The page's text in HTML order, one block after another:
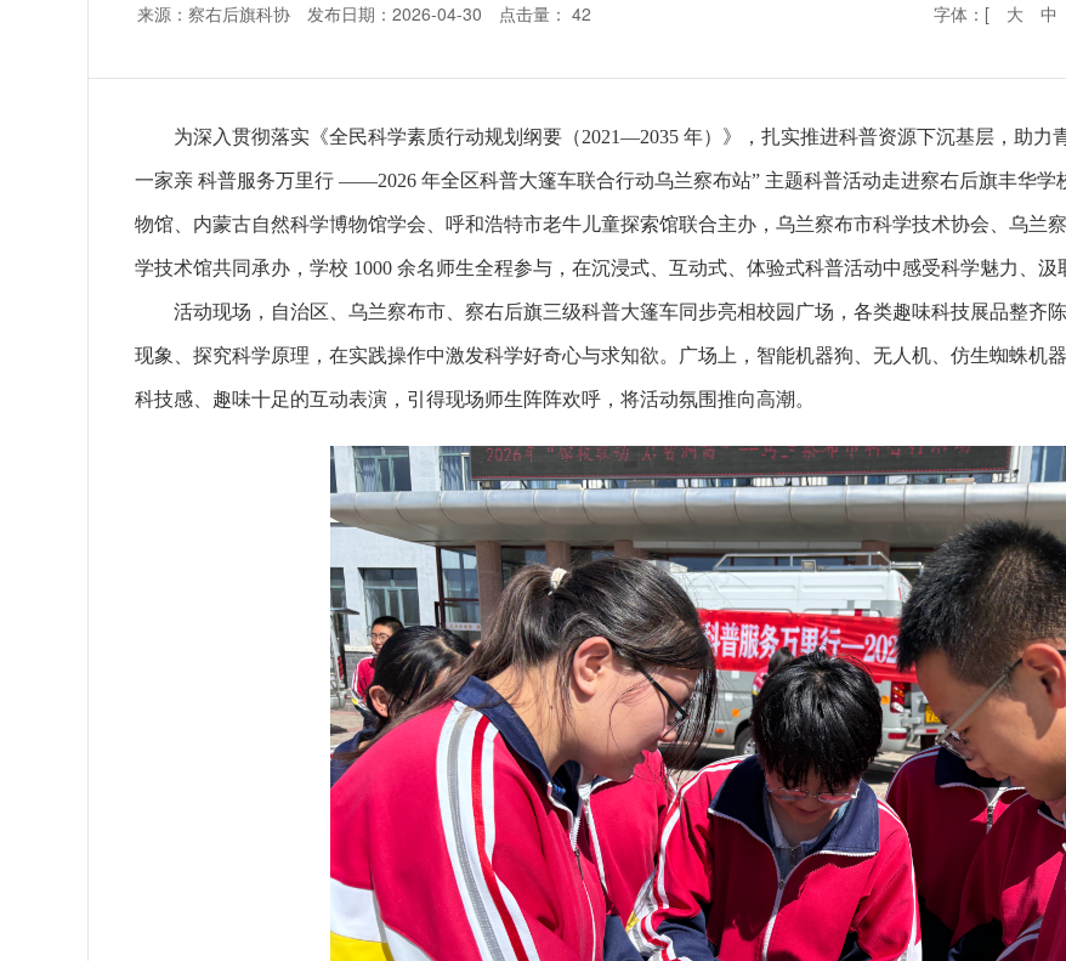
来源：察右后旗科协 发布日期：2026-04-30 点击量： 42 字体：[ 大 中
为深入贯彻落实《全民科学素质行动规划纲要（2021—2035 年）》，扎实推进科普资源下沉基层，助力
一家亲 科普服务万里行 ——2026 年全区科普大篷车联合行动乌兰察布站” 主题科普活动走进察右后旗丰华
物馆、内蒙古自然科学博物馆学会、呼和浩特市老牛儿童探索馆联合主办，乌兰察布市科学技术协会、乌兰
学技术馆共同承办，学校 1000 余名师生全程参与，在沉浸式、互动式、体验式科普活动中感受科学魅力、汲
活动现场，自治区、乌兰察布市、察右后旗三级科普大篷车同步亮相校园广场，各类趣味科技展品整齐
现象、探究科学原理，在实践操作中激发科学好奇心与求知欲。广场上，智能机器狗、无人机、仿生蜘蛛机
科技感、趣味十足的互动表演，引得现场师生阵阵欢呼，将活动氛围推向高潮。